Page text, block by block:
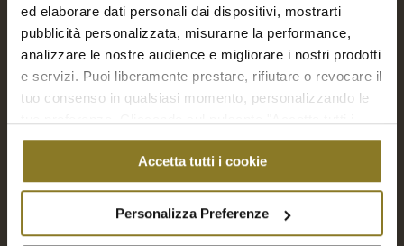
ed elaborare dati personali dai dispositivi, mostrarti
pubblicità personalizzata, misurarne la performance,
analizzare le nostre audience e migliorare i nostri prodotti
e servizi. Puoi liberamente prestare, rifiutare o revocare il
tuo consenso in qualsiasi momento, personalizzando le
cookie" acconsenti all'uso di tali tecnologie per tutte le
finalità indicate. Cliccando sul pulsante "Accetta cookie
tecnici" acconsenti all'uso dei soli cookie tecnici.
Accetta tutti i cookie
Personalizza Preferenze
Bicchierini Sweet dreams bicchierini | 30 Pz.
€75,00
Aggiungi a Richiesta Preventivo
Aggiungi al carrello Mostra dettagli